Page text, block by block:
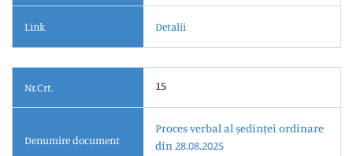
Link Detalii
Nr.Crt. 15
Denumire document
Proces verbal al ședinței ordinare
din 28.08.2025